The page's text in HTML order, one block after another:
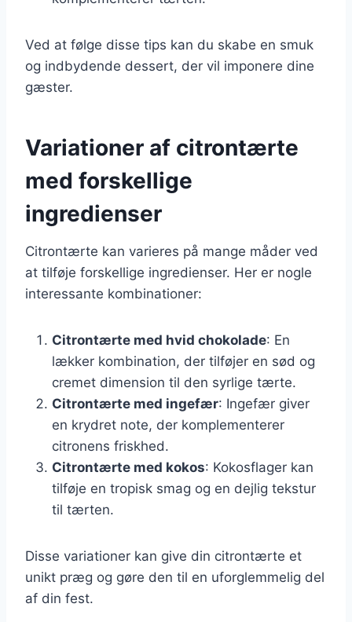
Ved at følge disse tips kan du skabe en smuk
og indbydende dessert, der vil imponere dine
gæster.
Variationer af citrontærte
med forskellige
ingredienser
Citrontærte kan varieres på mange måder ved
at tilføje forskellige ingredienser. Her er nogle
interessante kombinationer:
Citrontærte med hvid chokolade: En
lækker kombination, der tilføjer en sød og
cremet dimension til den syrlige tærte.
Citrontærte med ingefær: Ingefær giver
en krydret note, der komplementerer
citronens friskhed.
Citrontærte med kokos: Kokosflager kan
tilføje en tropisk smag og en dejlig tekstur
til tærten.
Disse variationer kan give din citrontærte et
unikt præg og gøre den til en uforglemmelig del
af din fest.